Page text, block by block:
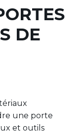
DE
une porte
et outils